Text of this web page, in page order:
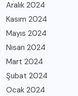
Aralık 2024
Kasım 2024
Mayıs 2024
Nisan 2024
Mart 2024
Şubat 2024
Ocak 2024